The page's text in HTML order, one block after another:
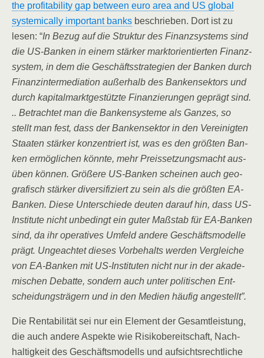
the pro­fi­ta­bi­li­ty gap bet­ween euro area and US glo­bal
sys­te­mi­cal­ly important banks beschrie­ben. Dort ist zu
lesen: “In Bezug auf die Struk­tur des Finanz­sys­tems sind
die US-Ban­ken in einem stär­ker markt­ori­en­tier­ten Finanz­
sys­tem, in dem die Geschäfts­stra­te­gien der Ban­ken durch
Finanz­in­ter­me­dia­ti­on außer­halb des Ban­ken­sek­tors und
durch kapi­tal­markt­ge­stütz­te Finan­zie­run­gen geprägt sind.
.. Betrach­tet man die Ban­ken­sys­te­me als Gan­zes, so
stellt man fest, dass der Ban­ken­sek­tor in den Ver­ei­nig­ten
Staa­ten stär­ker kon­zen­triert ist, was es den größ­ten Ban­
ken ermög­li­chen könn­te, mehr Preis­set­zungs­macht aus­
üben kön­nen. Grö­ße­re US-Ban­ken schei­nen auch geo­
gra­fisch stär­ker diver­si­fi­ziert zu sein als die größ­ten EA-
Ban­ken. Die­se Unter­schie­de deu­ten dar­auf hin, dass US-
Insti­tu­te nicht unbe­dingt ein guter Maß­stab für EA-Ban­ken
sind, da ihr ope­ra­ti­ves Umfeld ande­re Geschäfts­mo­del­le
prägt. Unge­ach­tet die­ses Vor­be­halts wer­den Ver­glei­che
von EA-Ban­ken mit US-Insti­tu­ten nicht nur in der aka­de­
mi­schen Debat­te, son­dern auch unter poli­ti­schen Ent­
schei­dungs­trä­gern und in den Medi­en häu­fig angestellt”.
Die Ren­ta­bi­li­tät sei nur ein Ele­ment der Gesamt­leis­tung,
die auch ande­re Aspek­te wie Risi­ko­be­reit­schaft, Nach­
hal­tig­keit des Geschäfts­mo­dells und auf­sichts­recht­li­che